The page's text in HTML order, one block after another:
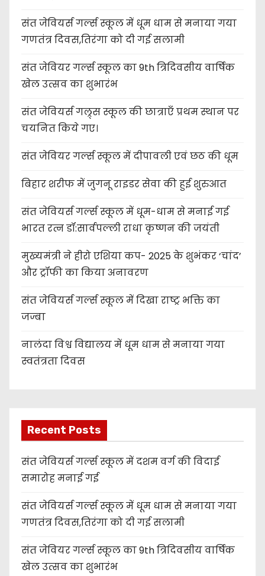
संत जेवियर्स गर्ल्स स्कूल में धूम धाम से मनाया गया
गणतंत्र दिवस,तिरंगा को दी गई सलामी
संत जेवियर गर्ल्स स्कूल का 9th त्रिदिवसीय वार्षिक
खेल उत्सव का शुभारंभ
संत जेवियर्स गल्र्स स्कूल की छात्र‌ाएँ प्रथम स्थान पर
चयनित किये गए।
संत जेवियर गर्ल्स स्कूल में दीपावली एवं छठ की धूम
बिहार शरीफ में जुगनू राइडर सेवा की हुई शुरुआत
संत जेवियर्स गर्ल्स स्कूल में धूम-धाम से मनाई गई
भारत रत्न डॉ:सार्वपल्ली राधा कृष्णन की जयंती
मुख्यमंत्री ने हीरो एशिया कप- 2025 के शुभंकर ‘चांद’
और ट्रॉफी का किया अनावरण
संत जेवियर्स गर्ल्स स्कूल में दिखा राष्ट्र भक्ति का
जज्बा
नालंदा विश्व विद्यालय में धूम धाम से मनाया गया
स्वतंत्रता दिवस
Recent Posts
संत जेवियर्स गर्ल्स स्कूल में दशम वर्ग की विदाई
समारोह मनाई गई
संत जेवियर्स गर्ल्स स्कूल में धूम धाम से मनाया गया
गणतंत्र दिवस,तिरंगा को दी गई सलामी
संत जेवियर गर्ल्स स्कूल का 9th त्रिदिवसीय वार्षिक
खेल उत्सव का शुभारंभ